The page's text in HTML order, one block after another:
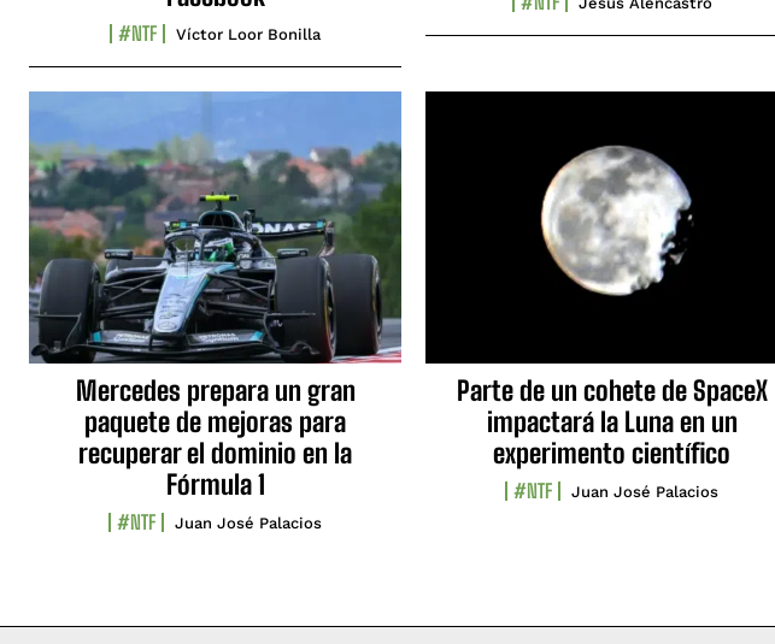
#NTF Víctor Loor Bonilla
Mercedes prepara un gran
paquete de mejoras para
recuperar el dominio en la
Fórmula 1
#NTF Juan José Palacios
Parte de un cohete de SpaceX
impactará la Luna en un
experimento científico
#NTF Juan José Palacios